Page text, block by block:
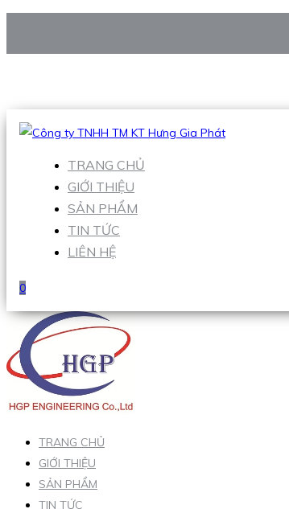
Hotline:0938 906 663
TRANG CHỦ
GIỚI THIỆU
SẢN PHẨM
TIN TỨC
LIÊN HỆ
0
TRANG CHỦ
GIỚI THIỆU
SẢN PHẨM
TIN TỨC